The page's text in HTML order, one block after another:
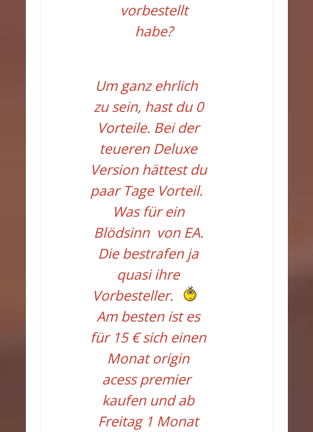
vorbestellt
habe?
Um ganz ehrlich
zu sein, hast du 0
Vorteile. Bei der
teueren Deluxe
Version hättest du
paar Tage Vorteil.
Was für ein
Blödsinn von EA.
Die bestrafen ja
quasi ihre
Vorbesteller.
Am besten ist es
für 15 € sich einen
Monat origin
acess premier
kaufen und ab
Freitag 1 Monat